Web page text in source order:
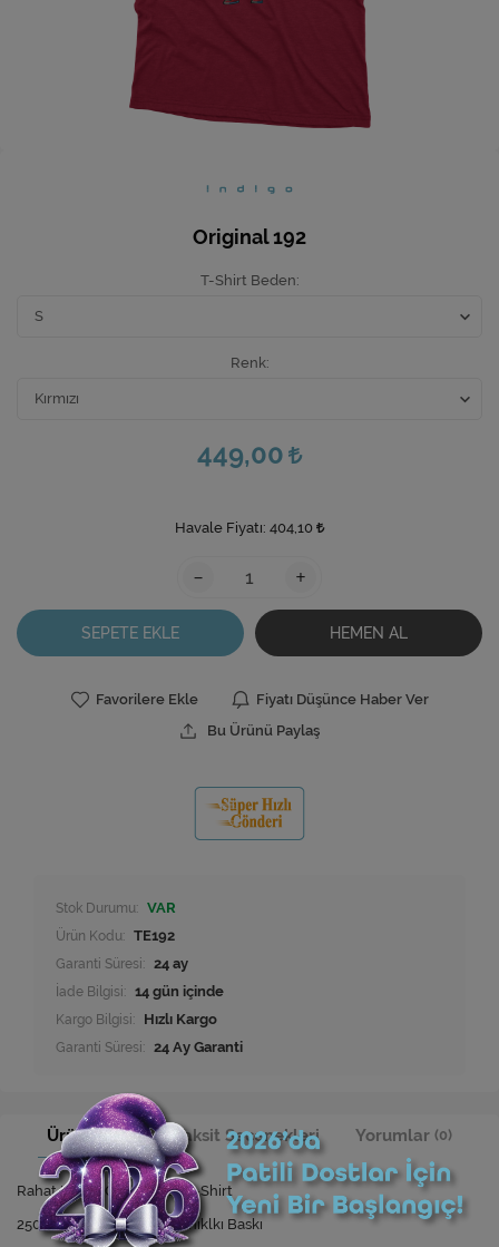
Mutfak
Original 192
T-Shirt Beden
Renk
449,00
Havale Fiyatı: 404,10
- +
SEPETE EKLE HEMEN AL
Favorilere Ekle
Fiyatı Düşünce Haber Ver
Bu Ürünü Paylaş
Stok Durumu: VAR
Ürün Kodu: TE192
Garanti Süresi: 24 ay
İade Bilgisi:
Kargo Bilgisi: Hızlı Kargo
Garanti Süresi: 24 Ay Garanti
Ürün Bilgisi Taksit Seçenekleri Yorumlar (0)
Rahat Kesim Özel Baskılı T-Shirt
250 Yıkamaya Kadar Dayanıklkı Baskı